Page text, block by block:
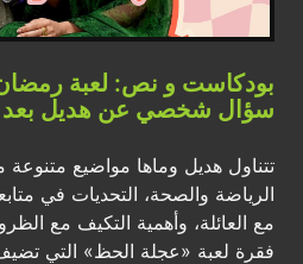
بودكاست و نص: لعبة
سؤال شخصي عن هديل بعد
تتناول هديل وماها مواضيع
الرياضة والصحة، التحديات في
مع العائلة، وأهمية التكيف مع
فقرة لعبة «عجلة الحظ» التي